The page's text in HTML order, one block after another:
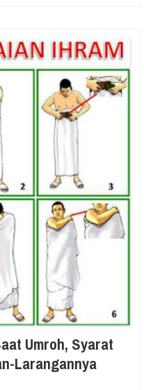
Umroh, Syarat
Larangannya